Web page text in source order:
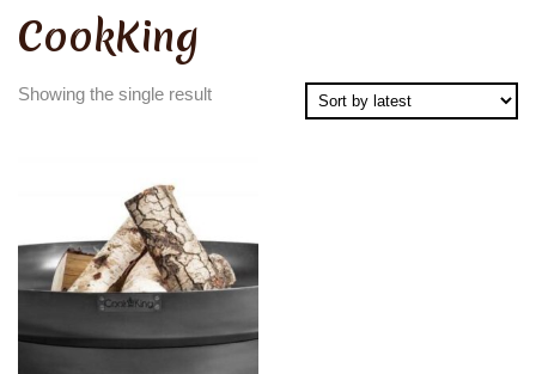
CookKing
Showing the single result